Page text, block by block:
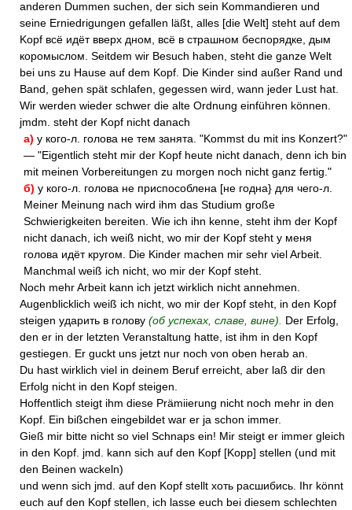
anderen Dummen suchen, der sich sein Kommandieren und
seine Erniedrigungen gefallen läßt, alles [die Welt] steht auf dem
Kopf всё идёт вверх дном, всё в страшном беспорядке, дым
коромыслом. Seitdem wir Besuch haben, steht die ganze Welt
bei uns zu Hause auf dem Kopf. Die Kinder sind außer Rand und
Band, gehen spät schlafen, gegessen wird, wann jeder Lust hat.
Wir werden wieder schwer die alte Ordnung einführen können.
jmdm. steht der Kopf nicht danach
а) у кого-л. голова не тем занята. "Kommst du mit ins Konzert?"
— "Eigentlich steht mir der Kopf heute nicht danach, denn ich bin
mit meinen Vorbereitungen zu morgen noch nicht ganz fertig."
б) у кого-л. голова не приспособлена [не годна} для чего-л.
Meiner Meinung nach wird ihm das Studium große
Schwierigkeiten bereiten. Wie ich ihn kenne, steht ihm der Kopf
nicht danach, ich weiß nicht, wo mir der Kopf steht у меня
голова идёт кругом. Die Kinder machen mir sehr viel Arbeit.
Manchmal weiß ich nicht, wo mir der Kopf steht.
Noch mehr Arbeit kann ich jetzt wirklich nicht annehmen.
Augenblicklich weiß ich nicht, wo mir der Kopf steht, in den Kopf
steigen ударить в голову (об успехах, славе, вине).
Der Erfolg,
den er in der letzten Veranstaltung hatte, ist ihm in den Kopf
gestiegen. Er guckt uns jetzt nur noch von oben herab an.
Du hast wirklich viel in deinem Beruf erreicht, aber laß dir den
Erfolg nicht in den Kopf steigen.
Hoffentlich steigt ihm diese Prämiierung nicht noch mehr in den
Kopf. Ein bißchen eingebildet war er ja schon immer.
Gieß mir bitte nicht so viel Schnaps ein! Mir steigt er immer gleich
in den Kopf. jmd. kann sich auf den Kopf [Kopp] stellen (und mit
den Beinen wackeln)
und wenn sich jmd. auf den Kopf stellt хоть расшибись. Ihr könnt
euch auf den Kopf stellen, ich lasse euch bei diesem schlechten